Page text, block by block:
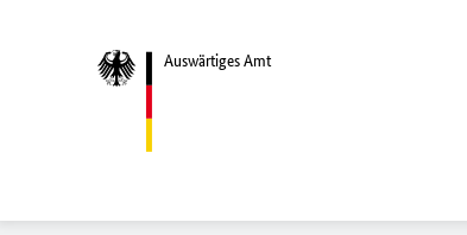
Auswärtiges Amt